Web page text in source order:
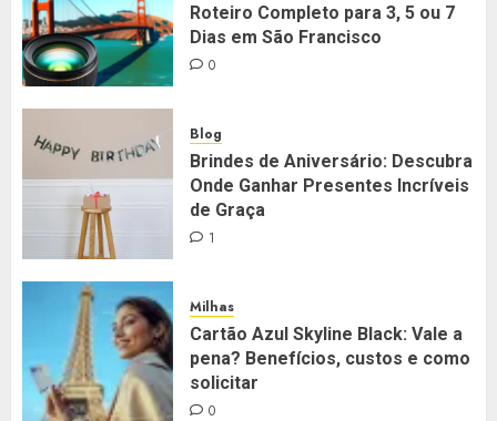
Roteiro Completo para 3, 5 ou 7
Dias em São Francisco
0
Blog
Brindes de Aniversário: Descubra
Onde Ganhar Presentes Incríveis
de Graça
1
Milhas
Cartão Azul Skyline Black: Vale a
pena? Benefícios, custos e como
solicitar
0